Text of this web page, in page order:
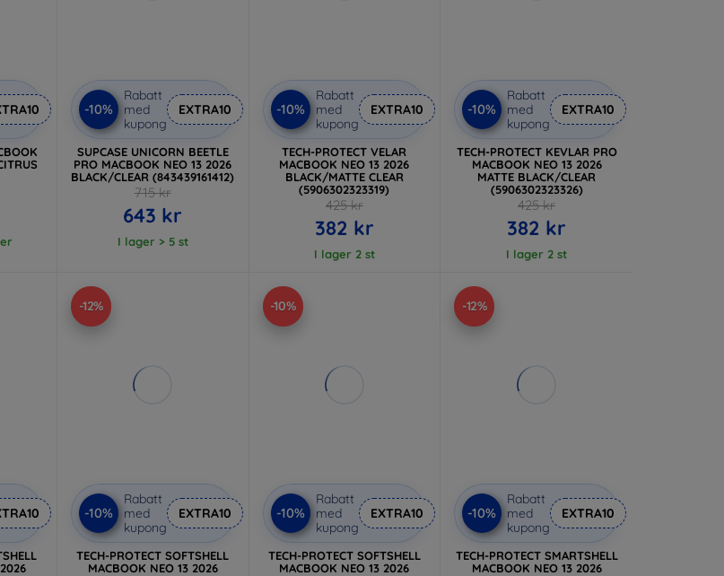
-10%
Rabatt
med
kupong
EXTRA10
SUPCASE UNICORN BEETLE
PRO MACBOOK NEO 13 2026
BLACK/CLEAR (843439161412)
715 kr
643 kr
I lager > 5 st
-10%
Rabatt
med
kupong
EXTRA10
TECH-PROTECT VELAR
MACBOOK NEO 13 2026
BLACK/MATTE CLEAR
(5906302323319)
425 kr
382 kr
I lager 2 st
-10%
Rabatt
med
kupong
EXTRA10
TECH-PROTECT KEVLAR PRO
MACBOOK NEO 13 2026
MATTE BLACK/CLEAR
(5906302323326)
425 kr
382 kr
I lager 2 st
-12%
-10%
Rabatt
med
kupong
EXTRA10
TECH-PROTECT SOFTSHELL
MACBOOK NEO 13 2026
-10%
-10%
Rabatt
med
kupong
EXTRA10
TECH-PROTECT SOFTSHELL
MACBOOK NEO 13 2026
-12%
-10%
Rabatt
med
kupong
EXTRA10
TECH-PROTECT SMARTSHELL
MACBOOK NEO 13 2026